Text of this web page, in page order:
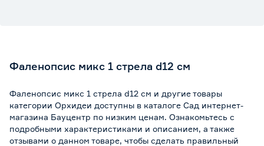
Фаленопсис микс 1 стрела d12 см
Фаленопсис микс 1 стрела d12 см и другие товары
категории Орхидеи доступны в каталоге Сад интернет-
магазина Бауцентр по низким ценам. Ознакомьтесь с
подробными характеристиками и описанием, а также
отзывами о данном товаре, чтобы сделать правильный